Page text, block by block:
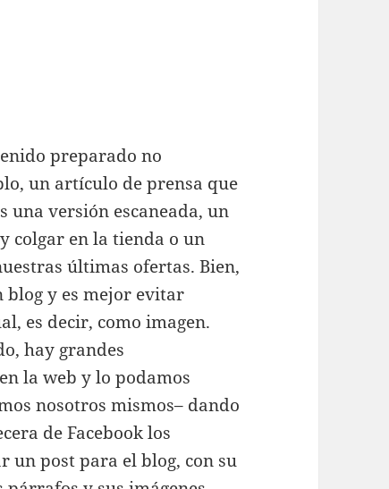
preparado no
un artículo de prensa que
una versión escaneada, un
colgar en la tienda o un
últimas ofertas. Bien,
blog y es mejor evitar
es decir, como imagen.
hay grandes
la web y lo podamos
nosotros mismos– dando
de Facebook los
un post para el blog, con su